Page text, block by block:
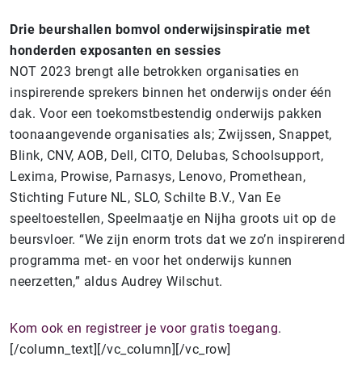
Drie beurshallen bomvol onderwijsinspiratie met
honderden exposanten en sessies
NOT 2023 brengt alle betrokken organisaties en
inspirerende sprekers binnen het onderwijs onder één
dak. Voor een toekomstbestendig onderwijs pakken
toonaangevende organisaties als; Zwijssen, Snappet,
Blink, CNV, AOB, Dell, CITO, Delubas, Schoolsupport,
Lexima, Prowise, Parnasys, Lenovo, Promethean,
Stichting Future NL, SLO, Schilte B.V., Van Ee
speeltoestellen, Speelmaatje en Nijha groots uit op de
beursvloer. “We zijn enorm trots dat we zo’n inspirerend
programma met- en voor het onderwijs kunnen
neerzetten,” aldus Audrey Wilschut.
Kom ook en registreer je voor gratis toegang.
[/column_text][/vc_column][/vc_row]